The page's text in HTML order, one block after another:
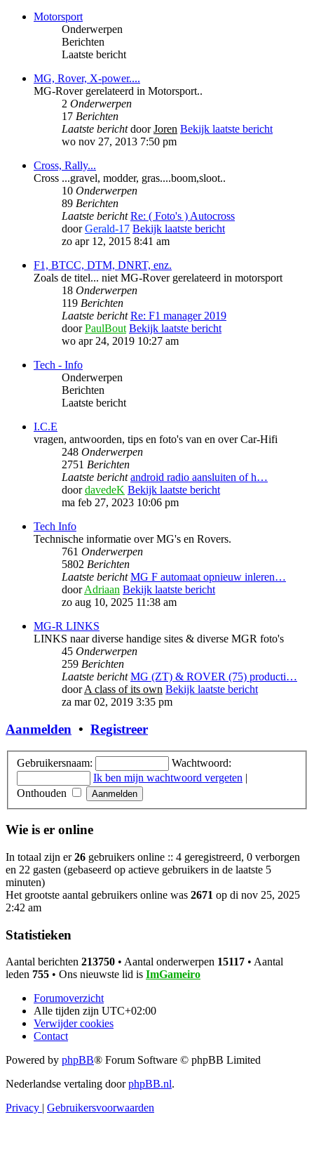
Motorsport
Onderwerpen
Berichten
Laatste bericht
MG, Rover, X-power....
MG-Rover gerelateerd in Motorsport..
2 Onderwerpen
17 Berichten
Laatste berichtdoorJoren Bekijk laatste bericht
wo nov 27, 2013 7:50 pm
Cross, Rally...
Cross ...gravel, modder, gras....boom,sloot..
10 Onderwerpen
89 Berichten
Laatste bericht Re: ( Foto's ) Autocross
doorGerald-17 Bekijk laatste bericht
zo apr 12, 2015 8:41 am
F1, BTCC, DTM, DNRT, enz.
Zoals de titel... niet MG-Rover gerelateerd in motorsport
18 Onderwerpen
119 Berichten
Laatste bericht Re: F1 manager 2019
doorPaulBout Bekijk laatste bericht
wo apr 24, 2019 10:27 am
Tech - Info
Onderwerpen
Berichten
Laatste bericht
I.C.E
vragen, antwoorden, tips en foto's van en over Car-Hifi
248 Onderwerpen
2751 Berichten
Laatste bericht android radio aansluiten of h…
doordavedeK Bekijk laatste bericht
ma feb 27, 2023 10:06 pm
Tech Info
Technische informatie over MG's en Rovers.
761 Onderwerpen
5802 Berichten
Laatste bericht MG F automaat opnieuw inleren…
doorAdriaan Bekijk laatste bericht
zo aug 10, 2025 11:38 am
MG-R LINKS
LINKS naar diverse handige sites & diverse MGR foto's
45 Onderwerpen
259 Berichten
Laatste bericht MG (ZT) & ROVER (75) producti…
doorA class of its own Bekijk laatste bericht
za mar 02, 2019 3:35 pm
Aanmelden • Registreer
Gebruikersnaam:
Wachtwoord:
Ik ben mijn wachtwoord vergeten |
Onthouden
Wie is er online
In totaal zijn er26 gebruikers online :: 4 geregistreerd, 0 verborgen
en 22 gasten (gebaseerd op actieve gebruikers in de laatste 5
minuten)
Het grootste aantal gebruikers online was 2671 op di nov 25, 2025
2:42 am
Statistieken
Aantal berichten 213750 • Aantal onderwerpen 15117 • Aantal
leden 755 • Ons nieuwste lid is ImGameiro
Forumoverzicht
Alle tijden zijn UTC+02:00
Verwijder cookies
Contact
Powered by phpBB® Forum Software © phpBB Limited
Nederlandse vertaling doorphpBB.nl.
Privacy | Gebruikersvoorwaarden